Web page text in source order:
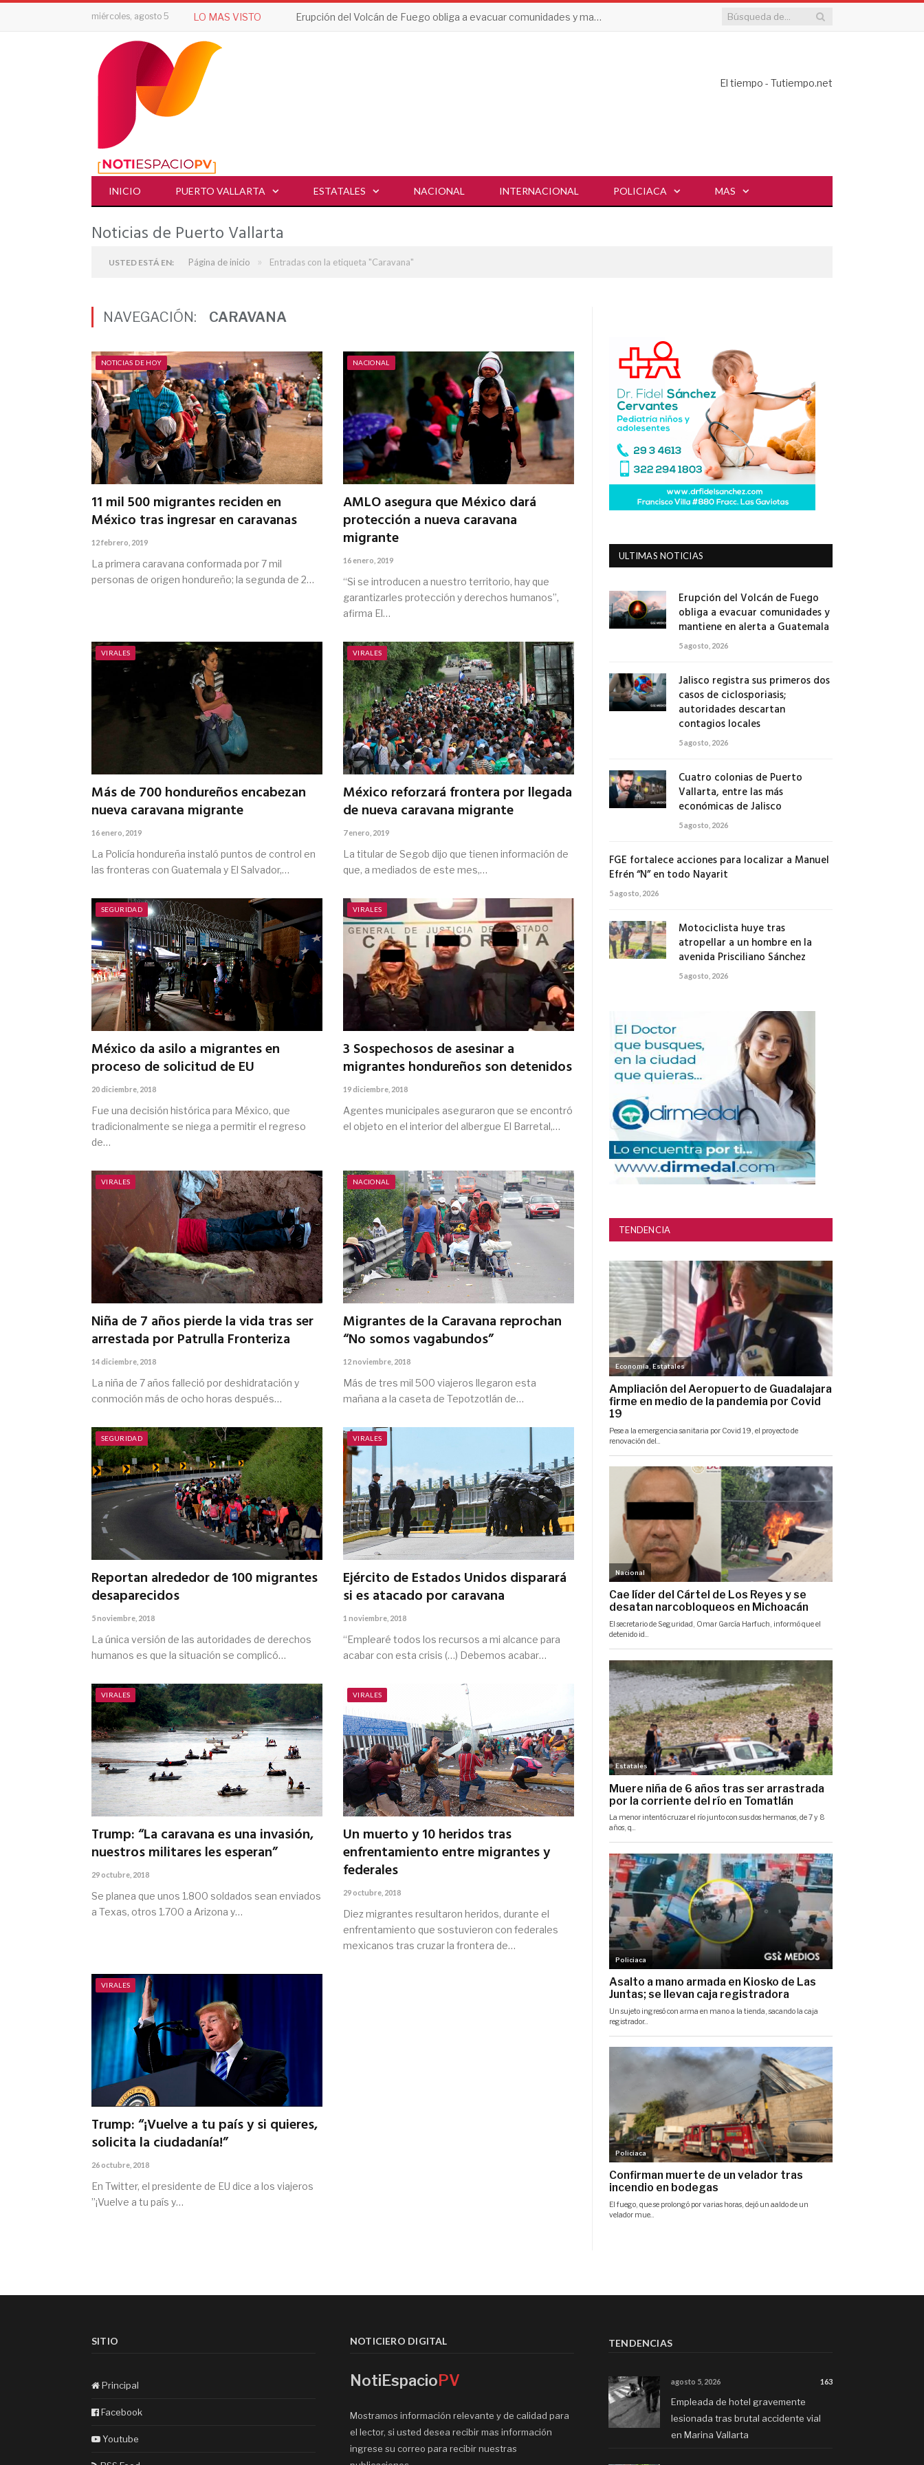
miércoles, agosto 5 LO MAS VISTO Erupción del Volcán de Fuego obliga a evacuar comunidades y mantiene en alerta a Guatemala
El tiempo - Tutiempo.net
INICIO PUERTO VALLARTA ESTATALES NACIONAL INTERNACIONAL POLICIACA MAS
Noticias de Puerto Vallarta
USTED ESTÁ EN: Página de inicio » Entradas con la etiqueta "Caravana"
NAVEGACIÓN: CARAVANA
NOTICIAS DE HOY
11 mil 500 migrantes reciden en
México tras ingresar en caravanas
12 febrero, 2019
La primera caravana conformada por 7 mil
personas de origen hondureño; la segunda de 2…
NACIONAL
AMLO asegura que México dará
protección a nueva caravana
migrante
16 enero, 2019
“Si se introducen a nuestro territorio, hay que
garantizarles protección y derechos humanos”,
afirma El…
VIRALES
Más de 700 hondureños encabezan
nueva caravana migrante
16 enero, 2019
La Policía hondureña instaló puntos de control en
las fronteras con Guatemala y El Salvador,…
VIRALES
México reforzará frontera por llegada
de nueva caravana migrante
7 enero, 2019
La titular de Segob dijo que tienen información de
que, a mediados de este mes,…
SEGURIDAD
México da asilo a migrantes en
proceso de solicitud de EU
20 diciembre, 2018
Fue una decisión histórica para México, que
tradicionalmente se niega a permitir el regreso
de…
VIRALES
3 Sospechosos de asesinar a
migrantes hondureños son detenidos
19 diciembre, 2018
Agentes municipales aseguraron que se encontró
el objeto en el interior del albergue El Barretal,…
VIRALES
Niña de 7 años pierde la vida tras ser
arrestada por Patrulla Fronteriza
14 diciembre, 2018
La niña de 7 años falleció por deshidratación y
conmoción más de ocho horas después…
NACIONAL
Migrantes de la Caravana reprochan
“No somos vagabundos”
12 noviembre, 2018
Más de tres mil 500 viajeros llegaron esta
mañana a la caseta de Tepotzotlán de…
SEGURIDAD
Reportan alrededor de 100 migrantes
desaparecidos
5 noviembre, 2018
La única versión de las autoridades de derechos
humanos es que la situación se complicó…
VIRALES
Ejército de Estados Unidos disparará
si es atacado por caravana
1 noviembre, 2018
“Emplearé todos los recursos a mi alcance para
acabar con esta crisis (…) Debemos acabar…
VIRALES
Trump: “La caravana es una invasión,
nuestros militares les esperan”
29 octubre, 2018
Se planea que unos 1.800 soldados sean enviados
a Texas, otros 1.700 a Arizona y…
VIRALES
Un muerto y 10 heridos tras
enfrentamiento entre migrantes y
federales
29 octubre, 2018
Diez migrantes resultaron heridos, durante el
enfrentamiento que sostuvieron con federales
mexicanos tras cruzar la frontera de…
VIRALES
Trump: “¡Vuelve a tu país y si quieres,
solicita la ciudadanía!”
26 octubre, 2018
En Twitter, el presidente de EU dice a los viajeros
”¡Vuelve a tu país y…
ULTIMAS NOTICIAS
Erupción del Volcán de Fuego
obliga a evacuar comunidades y
mantiene en alerta a Guatemala
5 agosto, 2026
Jalisco registra sus primeros dos
casos de ciclosporiasis;
autoridades descartan
contagios locales
5 agosto, 2026
Cuatro colonias de Puerto
Vallarta, entre las más
económicas de Jalisco
5 agosto, 2026
FGE fortalece acciones para localizar a Manuel
Efrén “N” en todo Nayarit
5 agosto, 2026
Motociclista huye tras
atropellar a un hombre en la
avenida Prisciliano Sánchez
5 agosto, 2026
TENDENCIA
SITIO
Principal
Facebook
Youtube
NOTICIERO DIGITAL
NotiEspacioPV
Mostramos información relevante y de calidad para
el lector, si usted desea recibir mas información
ingrese su correo para recibir nuestras
TENDENCIAS
agosto 5, 2026 163
Empleada de hotel gravemente
lesionada tras brutal accidente vial
en Marina Vallarta